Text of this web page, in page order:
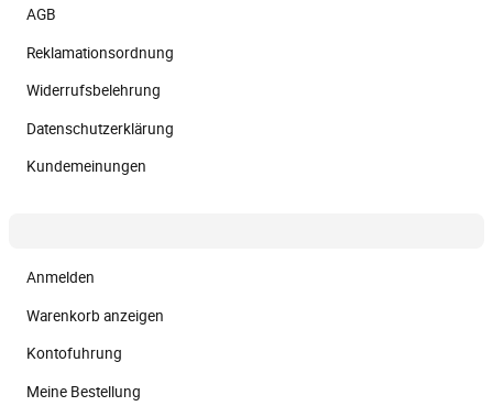
AGB
Reklamationsordnung
Widerrufsbelehrung
Datenschutzerklärung
Kundemeinungen
Anmelden
Warenkorb anzeigen
Kontofuhrung
Meine Bestellung